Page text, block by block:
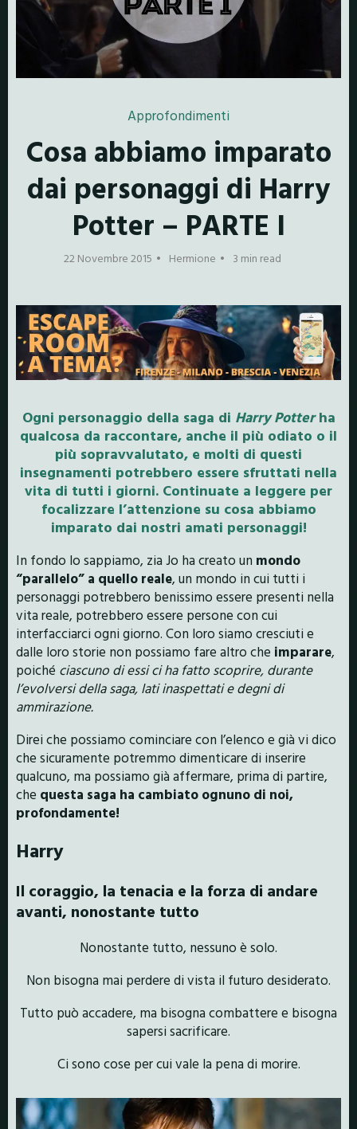
Approfondimenti
Cosa abbiamo imparato
dai personaggi di Harry
Potter – PARTE I
22 Novembre 2015 Hermione 3 min read
Ogni personaggio della saga di Harry Potterha
qualcosa da raccontare, anche il più odiato o il
più sopravvalutato, e molti di questi
insegnamenti potrebbero essere sfruttati nella
vita di tutti i giorni. Continuate a leggere per
focalizzare l’attenzione su cosa abbiamo
imparato dai nostri amati personaggi!
In fondo lo sappiamo, zia Jo ha creato un mondo
“parallelo” a quello reale, un mondo in cui tutti i
personaggi potrebbero benissimo essere presenti nella
vita reale, potrebbero essere persone con cui
interfacciarci ogni giorno. Con loro siamo cresciuti e
dalle loro storie non possiamo fare altro che imparare,
poiché ciascuno di essi ci ha fatto scoprire, durante
l’evolversi della saga, lati inaspettati e degni di
ammirazione.
Direi che possiamo cominciare con l’elenco e già vi dico
che sicuramente potremmo dimenticare di inserire
qualcuno, ma possiamo già affermare, prima di partire,
che questa saga ha cambiato ognuno di noi,
profondamente!
Harry
Il coraggio, la tenacia e la forza di andare
avanti, nonostante tutto
Nonostante tutto, nessuno è solo.
Non bisogna mai perdere di vista il futuro desiderato.
Tutto può accadere, ma bisogna combattere e bisogna
sapersi sacrificare.
Ci sono cose per cui vale la pena di morire.